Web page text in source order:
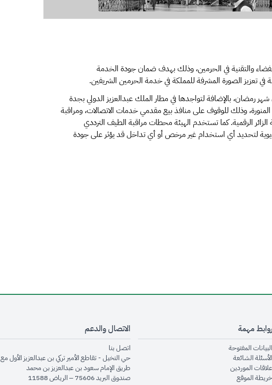
والتقنية في الحرمين، وذلك بهدف ضمان جودة الخدمة
في تعزيز الصورة المشرفة للمملكة في خدمة الحرمين الشريفين.
رمضان، بالإضافة لتواجدها في مطار الملك عبدالعزيز الدولي بجدة
المنورة، وذلك للوقوف على منافذ بيع مقدمي خدمات الاتصالات، ومراقبة
الرقمية. كما تستخدم الهيئة محطات مراقبة الطيف الترددي
لتحديد أي استخدام غير مرخص أو أي تداخل قد يؤثر على جودة
روابط مهمة
البيانات المفتوحةopens in new window
الأسئلة الشائعةopens in new window
علاقات الموردينopens in new window
خريطة الموقعopens in new window
الاتصال والدعم
اتصل بنا
حي النخيل - تقاطع الأمير تركي بن عبدالعزيز الأول مع
طريق الإمام سعود بن عبدالعزيز بن محمد
صندوق البريد 75606 – الرياض 11588